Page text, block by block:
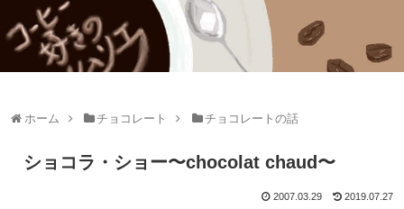
ホーム チョコレート チョコレートの話
ショコラ・ショー〜chocolat chaud〜
2007.03.29 2019.07.27